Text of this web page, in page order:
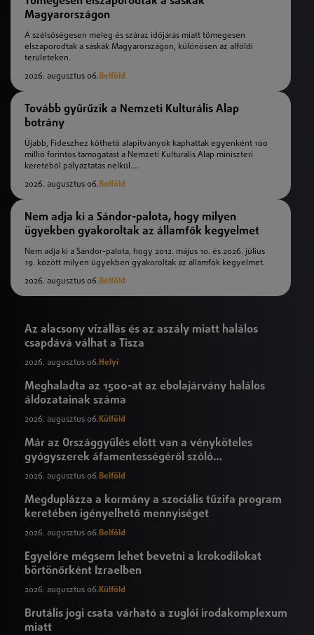
Magyarországon
A szélsőségesen meleg és száraz időjárás miatt tömegesen
elszaporodtak a sáskák Magyarországon, különösen az alföldi
területeken.
2026. augusztus 06.Belföld
Tovább gyűrűzik a Nemzeti Kulturális Alap
botrány
Újabb, Fideszhez köthető alapítványok kaphattak egyenként 100
millió forintos támogatást a Nemzeti Kulturális Alap miniszteri
keretéből pályáztatás nélkül....
2026. augusztus 06.Belföld
Nem adja ki a Sándor-palota, hogy milyen
ügyekben gyakoroltak az államfők kegyelmet
Nem adja ki a Sándor-palota, hogy 2012. május 10. és 2026. július
19. között milyen ügyekben gyakoroltak az államfők kegyelmet.
2026. augusztus 06.Belföld
Az alacsony vízállás és az aszály miatt halálos
csapdává válhat a Tisza
2026. augusztus 06. Helyi
Meghaladta az 1500-at az ebolajárvány halálos
áldozatainak száma
2026. augusztus 06. Külföld
Már az Országgyűlés előtt van a vényköteles
gyógyszerek áfamentességéről szóló
törvényjavaslat
2026. augusztus 06.Belföld
Megduplázza a kormány a szociális tűzifa program
keretében igényelhető mennyiséget
2026. augusztus 06.Belföld
Egyelőre mégsem lehet bevetni a krokodilokat
börtönőrként Izraelben
2026. augusztus 06. Külföld
Brutális jogi csata várható a zuglói irodakomplexum
miatt